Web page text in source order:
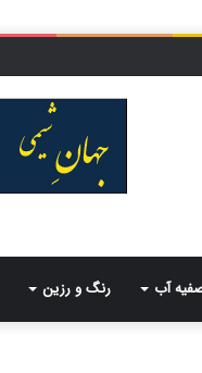
آب رنگ و رزین